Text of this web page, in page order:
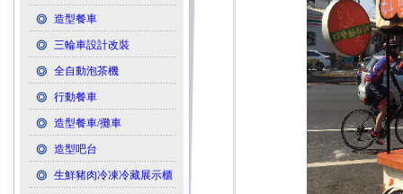
造型餐車
三輪車設計改裝
全自動泡茶機
行動餐車
造型餐車/攤車
造型吧台
生鮮豬肉冷凍冷藏展示櫃